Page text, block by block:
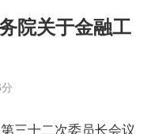
院关于金融工
三十二次委员长会议